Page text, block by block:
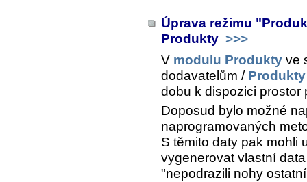
Úprava režimu
Produkty >>>
V modulu Produkty ve
dodavatelům /
dobu k dispozici
Doposud bylo možné
naprogramovaných
S těmito daty pak mohli
vygenerovat vlastní
"nepodrazili nohy